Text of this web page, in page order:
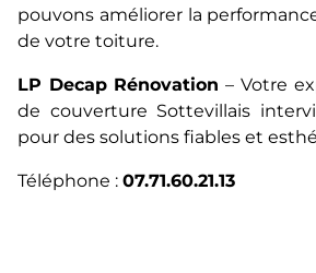
pouvons améliorer la
de votre toiture.
LP Decap Rénovation – Votre
de couverture Sottevillais
pour des solutions fiables et
Téléphone : 07.71.60.21.13